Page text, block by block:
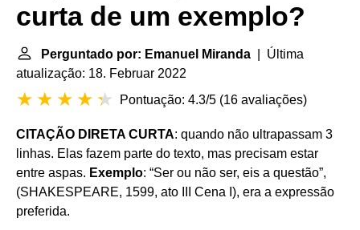
curta de um exemplo?
Perguntado por: Emanuel Miranda | Última
atualização: 18. Februar 2022
Pontuação: 4.3/5 (16 avaliações)
CITAÇÃO DIRETA CURTA: quando não ultrapassam 3
linhas. Elas fazem parte do texto, mas precisam estar
entre aspas. Exemplo: “Ser ou não ser, eis a questão”,
(SHAKESPEARE, 1599, ato III Cena I), era a expressão
preferida.